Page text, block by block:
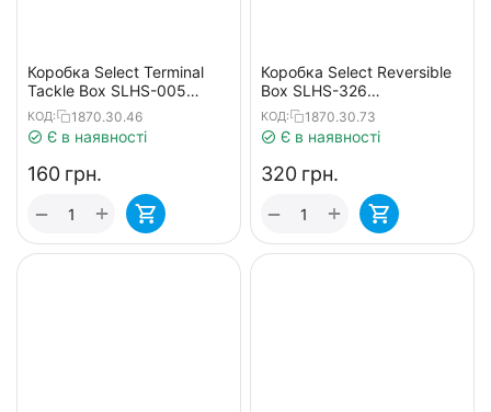
Коробка Select Terminal
Tackle Box SLHS-005
11.5x7.9x2.3cm
КОД: 1870.30.46
Є в наявності
‍160‍ грн.
+
−
Коробка Select Reversible
Box SLHS-326
27.5х17х5cm
КОД: 1870.30.73
Є в наявності
‍320‍ грн.
+
−